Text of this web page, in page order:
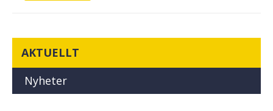
AKTUELLT
Nyheter